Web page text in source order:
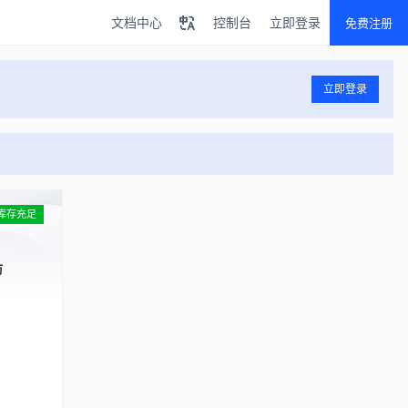
文档中心 控制台 立即登录 免费注册
立即登录
存充足